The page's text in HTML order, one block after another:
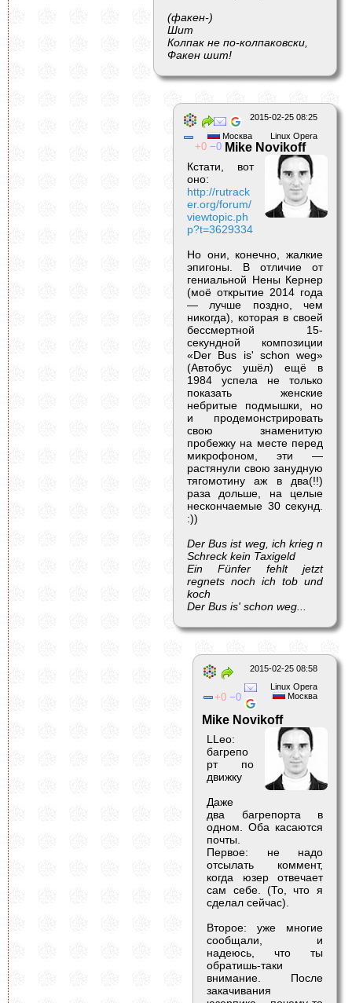
(факен-)
Шит
Колпак не по-колпаковски,
Факен шит!
2015-02-25 08:25
Linux Opera
Москва
0 0 Mike Novikoff
Кстати, вот
оно:
http://rutrack
er.org/forum/
viewtopic.ph
p?t=3629334
Но они, конечно, жалкие
эпигоны. В отличие от
гениальной Нены Кернер
(моё открытие 2014 года
— лучше поздно, чем
никогда), которая в своей
бессмертной 15-
секундной композиции
«Der Bus is' schon weg»
(Автобус ушёл) ещё в
1984 успела не только
показать женские
небритые подмышки, но
и продемонстрировать
свою знаменитую
пробежку на месте перед
микрофоном, эти —
растянули свою занудную
тягомотину аж в два(!!)
раза дольше, на целые
нескончаемые 30 секунд.
:))
Der Bus ist weg, ich krieg n
Schreck kein Taxigeld
Ein Fünfer fehlt jetzt
regnets noch ich tob und
koch
Der Bus is' schon weg...
2015-02-25 08:58
Linux Opera
Москва
0 0
Mike Novikoff
LLeo:
багрепо
рт по
движку
Даже
два багрепорта в
одном. Оба касаются
почты.
Первое: не надо
отсылать коммент,
когда юзер отвечает
сам себе. (То, что я
сделал сейчас).
Второе: уже многие
сообщали, и
надеюсь, что ты
обратишь-таки
внимание. После
закачивания